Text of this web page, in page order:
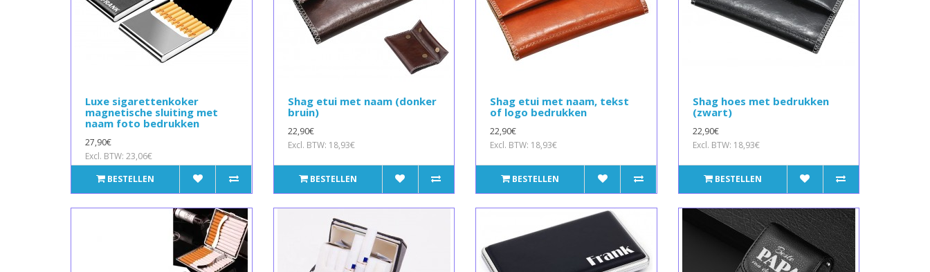
Luxe sigarettenkoker
magnetische sluiting met
naam foto bedrukken
27,90€
Excl. BTW: 23,06€
BESTELLEN
Shag etui met naam (donker
bruin)
22,90€
Excl. BTW: 18,93€
BESTELLEN
Shag etui met naam, tekst
of logo bedrukken
22,90€
Excl. BTW: 18,93€
BESTELLEN
Shag hoes met bedrukken
(zwart)
22,90€
Excl. BTW: 18,93€
BESTELLEN